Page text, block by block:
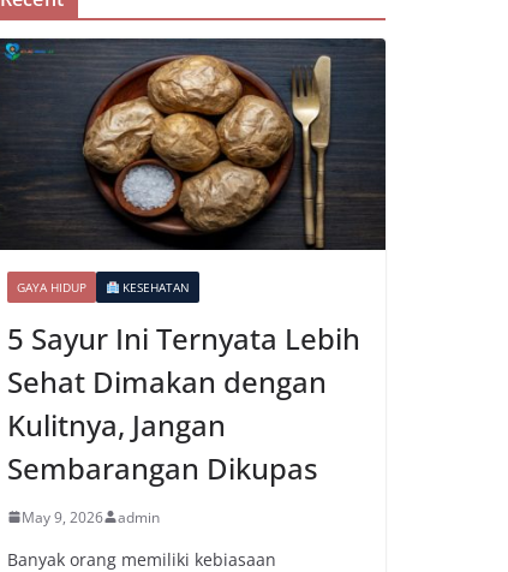
GAYA HIDUP KESEHATAN
5 Sayur Ini Ternyata Lebih
Sehat Dimakan dengan
Kulitnya, Jangan
Sembarangan Dikupas
May 9, 2026 admin
Banyak orang memiliki kebiasaan